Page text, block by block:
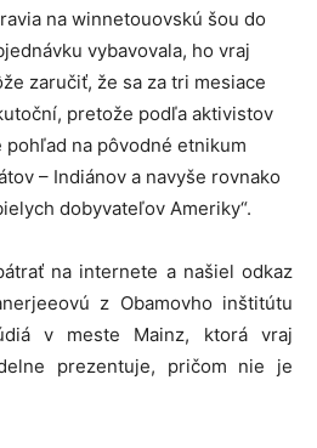
na winnetouovskú šou do
vybavovala, ho vraj
zaručiť, že sa za tri mesiace
pretože podľa aktivistov
na pôvodné etnikum
– Indiánov a navyše rovnako
dobyvateľov Ameriky“.
na internete a našiel odkaz
z Obamovho inštitútu
v meste Mainz, ktorá vraj
prezentuje, pričom nie je